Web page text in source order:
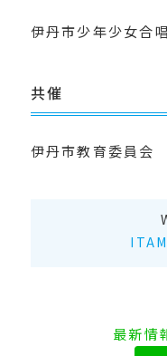
伊丹市少年少女合
共催
伊丹市教育委員会
最新情